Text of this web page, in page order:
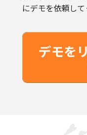
デモを